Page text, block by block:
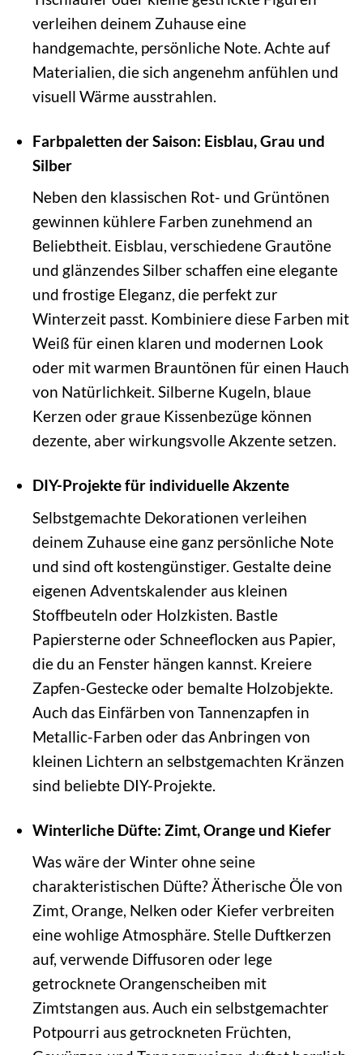
verleihen deinem Zuhause eine
handgemachte, persönliche Note. Achte auf
Materialien, die sich angenehm anfühlen und
visuell Wärme ausstrahlen.
Farbpaletten der Saison: Eisblau, Grau und
Silber
Neben den klassischen Rot- und Grüntönen
gewinnen kühlere Farben zunehmend an
Beliebtheit. Eisblau, verschiedene Grautöne
und glänzendes Silber schaffen eine elegante
und frostige Eleganz, die perfekt zur
Winterzeit passt. Kombiniere diese Farben mit
Weiß für einen klaren und modernen Look
oder mit warmen Brauntönen für einen Hauch
von Natürlichkeit. Silberne Kugeln, blaue
Kerzen oder graue Kissenbezüge können
dezente, aber wirkungsvolle Akzente setzen.
DIY-Projekte für individuelle Akzente
Selbstgemachte Dekorationen verleihen
deinem Zuhause eine ganz persönliche Note
und sind oft kostengünstiger. Gestalte deine
eigenen Adventskalender aus kleinen
Stoffbeuteln oder Holzkisten. Bastle
Papiersterne oder Schneeflocken aus Papier,
die du an Fenster hängen kannst. Kreiere
Zapfen-Gestecke oder bemalte Holzobjekte.
Auch das Einfärben von Tannenzapfen in
Metallic-Farben oder das Anbringen von
kleinen Lichtern an selbstgemachten Kränzen
sind beliebte DIY-Projekte.
Winterliche Düfte: Zimt, Orange und Kiefer
Was wäre der Winter ohne seine
charakteristischen Düfte? Ätherische Öle von
Zimt, Orange, Nelken oder Kiefer verbreiten
eine wohlige Atmosphäre. Stelle Duftkerzen
auf, verwende Diffusoren oder lege
getrocknete Orangenscheiben mit
Zimtstangen aus. Auch ein selbstgemachter
Potpourri aus getrockneten Früchten,